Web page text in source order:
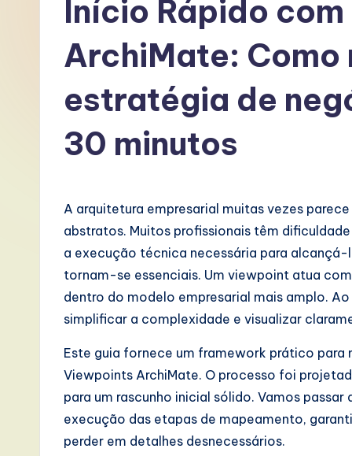
Início Rápido
ArchiMate:
estratégia de
30 minutos
A arquitetura empresarial muitas vezes
abstratos. Muitos profissionais têm
a execução técnica necessária para
tornam-se essenciais. Um viewpoint atua
dentro do modelo empresarial mais amplo.
simplificar a complexidade e visualizar
Este guia fornece um framework prático para
Viewpoints ArchiMate. O processo foi
para um rascunho inicial sólido. Vamos
execução das etapas de mapeamento,
perder em detalhes desnecessários.